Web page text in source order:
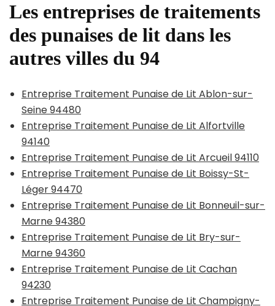
Les entreprises de traitements
des punaises de lit dans les
autres villes du 94
Entreprise Traitement Punaise de Lit Ablon-sur-
Seine 94480
Entreprise Traitement Punaise de Lit Alfortville
94140
Entreprise Traitement Punaise de Lit Arcueil 94110
Entreprise Traitement Punaise de Lit Boissy-St-
Léger 94470
Entreprise Traitement Punaise de Lit Bonneuil-sur-
Marne 94380
Entreprise Traitement Punaise de Lit Bry-sur-
Marne 94360
Entreprise Traitement Punaise de Lit Cachan
94230
Entreprise Traitement Punaise de Lit Champigny-